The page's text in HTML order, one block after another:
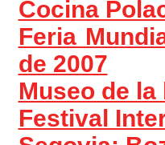
Cocina
Feria
de 2007
Museo de
Festival